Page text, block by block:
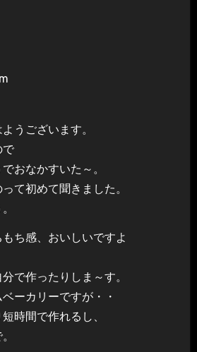
うございます。
で
おなかすいた～。
て初めて聞きました。
ち感、おいしいですよ
で作ったりしま～す。
ーカリーですが・・
時間で作れるし、